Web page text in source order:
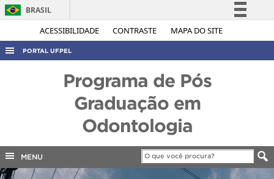
ACESSIBILIDADE CONTRASTE MAPA DO SITE
BRASIL
Simplifique!
Acesso à informação
Legislação
Canais
PORTAL UFPEL
EDITAIS
INTERNACIONAL
Programa de Pós
Graduação em
Odontologia
MENU